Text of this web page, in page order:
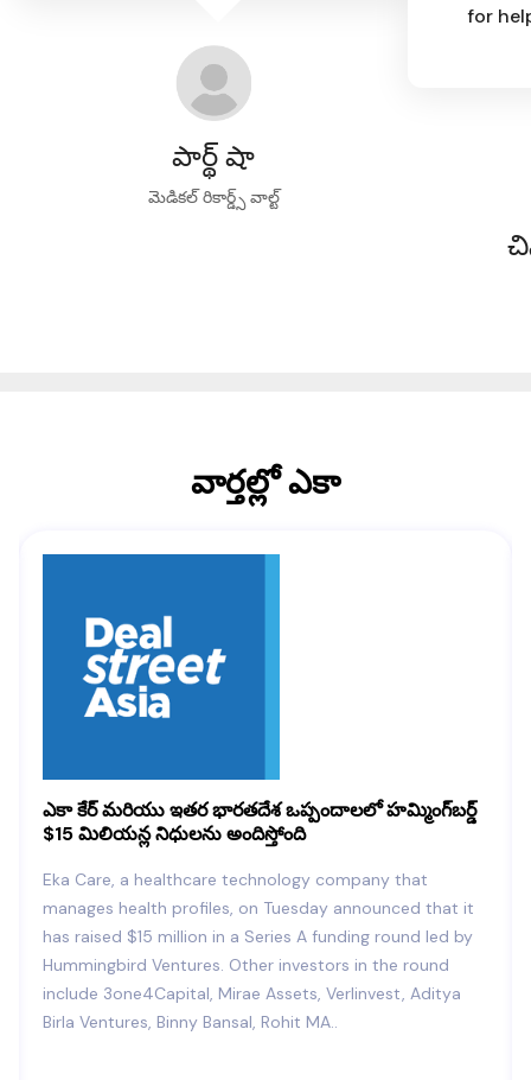
పార్థ్ షా
మెడికల్ రికార్డ్స్ వాల్ట్
for
వార్తల్లో ఎకా
హెల్త్ టెక్ సంస్థ ఏకా కేర్ USD 15 మిలియన్లను సమీకరించింది
Healthcare technology company Eka Care on Tuesday
said it has raised USD 15 million (around Rs 120 crore) in
a funding round led by Hummingbird Ventures. Other
Birla Ventures, Binny Bansal, Rohit MA.